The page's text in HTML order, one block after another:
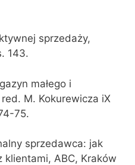
sprzedaży,
143.
małego i
M. Kokurewicza iX
75.
sprzedawca: jak
klientami, ABC, Kraków